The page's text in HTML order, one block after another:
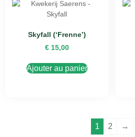
Skyfall (‘Frenne’)
€15,00
Ajouter au panier
1 2 →